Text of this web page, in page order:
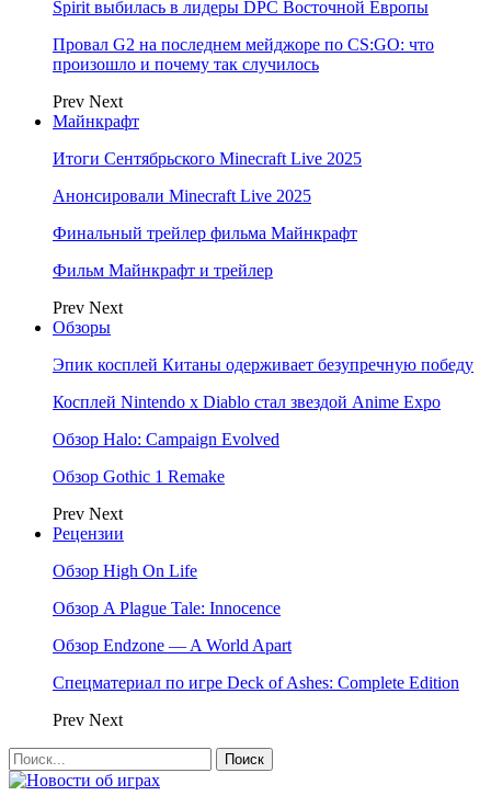
Spirit выбилась в лидеры DPC Восточной Европы
Провал G2 на последнем мейджоре по CS:GO: что
произошло и почему так случилось
Prev Next
Майнкрафт
Итоги Сентябрьского Minecraft Live 2025
Анонсировали Minecraft Live 2025
Финальный трейлер фильма Майнкрафт
Фильм Майнкрафт и трейлер
Prev Next
Обзоры
Эпик косплей Китаны одерживает безупречную победу
Косплей Nintendo x Diablo стал звездой Anime Expo
Обзор Halo: Campaign Evolved
Обзор Gothic 1 Remake
Prev Next
Рецензии
Обзор High On Life
Обзор A Plague Tale: Innocence
Обзор Endzone — A World Apart
Спецматериал по игре Deck of Ashes: Complete Edition
Prev Next